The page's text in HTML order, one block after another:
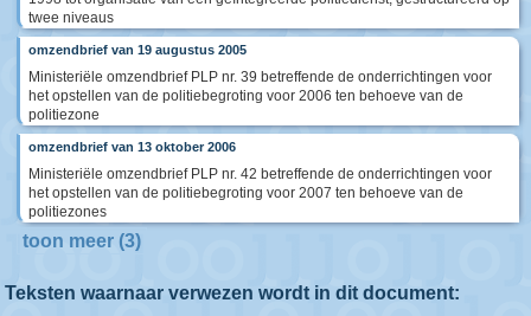
twee niveaus
omzendbrief van 19 augustus 2005
Ministeriële omzendbrief PLP nr. 39 betreffende de onderrichtingen voor
het opstellen van de politiebegroting voor 2006 ten behoeve van de
politiezone
omzendbrief van 13 oktober 2006
Ministeriële omzendbrief PLP nr. 42 betreffende de onderrichtingen voor
het opstellen van de politiebegroting voor 2007 ten behoeve van de
politiezones
toon meer (3)
Teksten waarnaar verwezen wordt in dit document: